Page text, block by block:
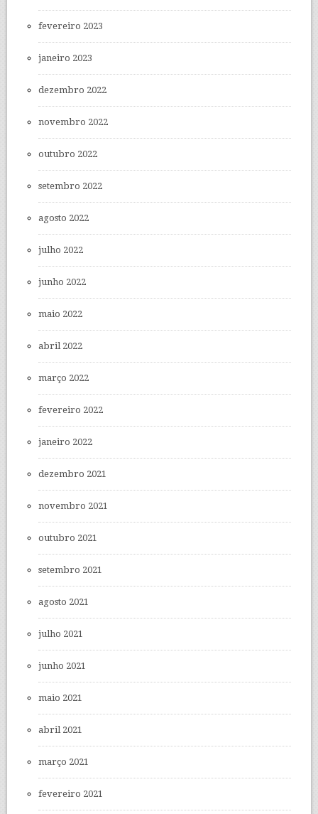
fevereiro 2023
janeiro 2023
dezembro 2022
novembro 2022
outubro 2022
setembro 2022
agosto 2022
julho 2022
junho 2022
maio 2022
abril 2022
março 2022
fevereiro 2022
janeiro 2022
dezembro 2021
novembro 2021
outubro 2021
setembro 2021
agosto 2021
julho 2021
junho 2021
maio 2021
abril 2021
março 2021
fevereiro 2021